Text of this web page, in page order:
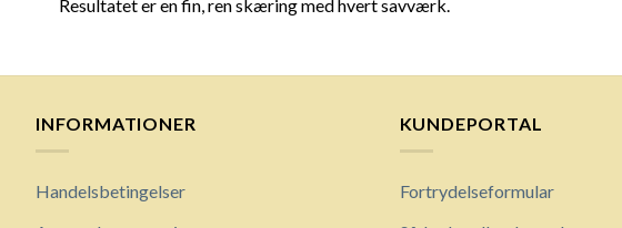
Resultatet er en fin, ren skæring med hvert savværk.
INFORMATIONER
Handelsbetingelser
KUNDEPORTAL
Fortrydelseformular